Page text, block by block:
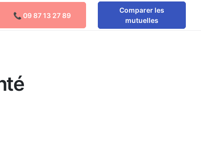
📞 09 87 13 27 89
Comparer les
mutuelles
Comparer les mutuelles